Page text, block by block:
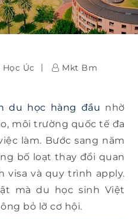
Úc
Mkt Bm
du học hàng đầu nhờ
môi trường quốc tế đa
làm. Bước sang năm
bố loạt thay đổi quan
visa và quy trình apply.
mà du học sinh Việt
bỏ lỡ cơ hội.